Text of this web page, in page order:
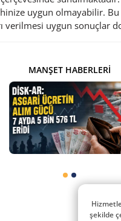
uygun olmayabilir. Bu
verilmesi uygun sonuçlar
MANŞET HABERLERI
şekilde